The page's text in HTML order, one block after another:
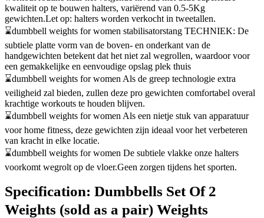
kwaliteit op te bouwen halters, variërend van 0.5-5Kg
gewichten.Let op: halters worden verkocht in tweetallen.
⌛dumbbell weights for women stabilisatorstang TECHNIEK: De
subtiele platte vorm van de boven- en onderkant van de
handgewichten betekent dat het niet zal wegrollen, waardoor voor
een gemakkelijke en eenvoudige opslag plek thuis
⌛dumbbell weights for women Als de greep technologie extra
veiligheid zal bieden, zullen deze pro gewichten comfortabel overal
krachtige workouts te houden blijven.
⌛dumbbell weights for women Als een nietje stuk van apparatuur
voor home fitness, deze gewichten zijn ideaal voor het verbeteren
van kracht in elke locatie.
⌛dumbbell weights for women De subtiele vlakke onze halters
voorkomt wegrolt op de vloer.Geen zorgen tijdens het sporten.
Specification: Dumbbells Set Of 2
Weights (sold as a pair) Weights